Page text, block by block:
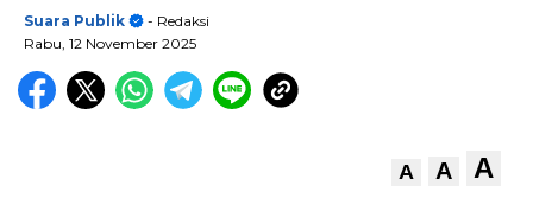
Suara Publik
- Redaksi
Rabu, 12 November 2025
A A A